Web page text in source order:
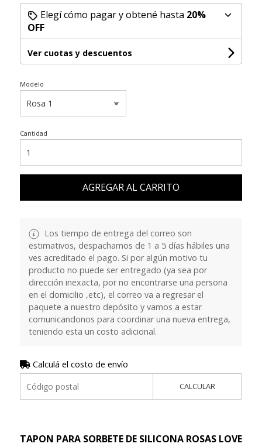
Elegí cómo pagar y obtené hasta 20%
OFF
Ver cuotas y descuentos
Modelo
Cantidad
AGREGAR AL CARRITO
Los tiempo de entrega del correo son
estimativos, despachamos de 1 a 5 días hábiles una
ves acreditado el pago. Si por algún motivo tu
producto no puede ser entregado (ya sea por
dirección inexacta, por no encontrarse una persona
en el domicilio ,etc), el correo va a regresar el
paquete a nuestro depósito y vamos a estar
comunicandonos para coordinar una nueva entrega,
teniendo esta un costo adicional.
Calculá el costo de envío
CALCULAR
TAPON PARA SORBETE DE SILICONA ROSAS LOVE